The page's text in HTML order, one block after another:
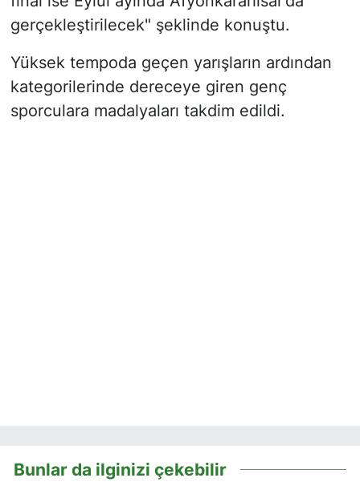
gerçekleştirilecek" şeklinde konuştu.
Yüksek tempoda geçen yarışların ardından
kategorilerinde dereceye giren genç
sporculara madalyaları takdim edildi.
Bunlar da ilginizi çekebilir